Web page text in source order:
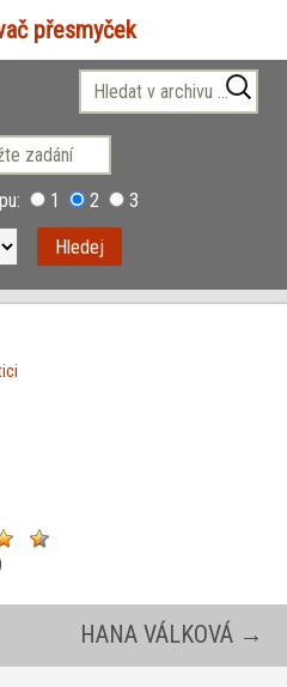
přesmyček
Vyhledávání
1 2 3
HANA VÁLKOVÁ →